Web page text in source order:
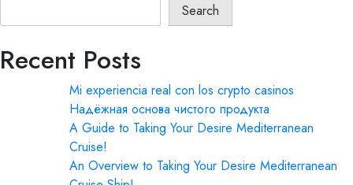
Search
Recent Posts
Mi experiencia real con los crypto casinos
Надёжная основа чистого продукта
A Guide to Taking Your Desire Mediterranean
Cruise!
An Overview to Taking Your Desire Mediterranean